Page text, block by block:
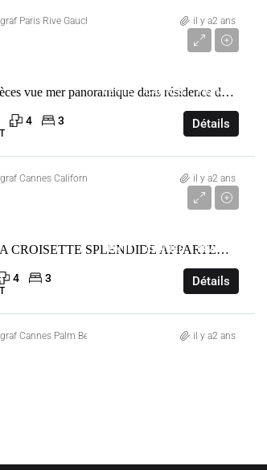
Paris Rive Gauche il y a2 ans
VENTE CANNES FRANCESuperbe 4 pièces vue mer panoramique dans résidence de Prestige
4 3 Détails
Cannes Californie il y a2 ans
VENTE CANNES FRANCE
CANNES LA CROISETTE SPLENDIDE APPARTEMENT RENOVE 3 CHAMBRES VUE MER
4 3 Détails
Cannes Palm Beach il y a2 ans